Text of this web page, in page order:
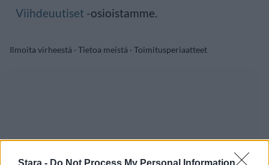
Stara - Do Not Process My Personal Information
Viihdeuutiset -osioistamme.
Ilmoita virheestä · Tietoa meistä · Toimitusperiaatteet